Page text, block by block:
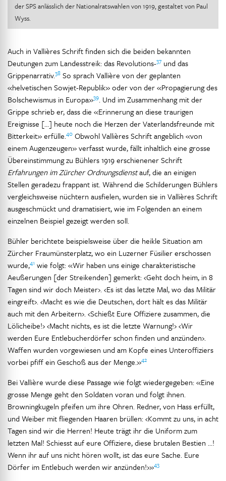
der SPS anlässlich der Nationalratswahlen von 1919, gestaltet von Paul
Wyss.
Auch in Vallières Schrift finden sich die beiden bekannten
Deutungen zum Landesstreik: das Revolutions-37 und das
Grippenarrativ.38 So sprach Vallière von der geplanten
«helvetischen Sowjet-Republik» oder von der «Propagierung des
Bolschewismus in Europa»39. Und im Zusammenhang mit der
Grippe schrieb er, dass die «Erinnerung an diese traurigen
Ereignisse […] heute noch die Herzen der Vaterlandsfreunde mit
Bitterkeit» erfülle.40 Obwohl Vallières Schrift angeblich «von
einem Augenzeugen» verfasst wurde, fällt inhaltlich eine grosse
Übereinstimmung zu Bühlers 1919 erschienener Schrift
Erfahrungen im Zürcher Ordnungsdienstauf, die an einigen
Stellen geradezu frappant ist. Während die Schilderungen Bühlers
vergleichsweise nüchtern ausfielen, wurden sie in Vallières Schrift
ausgeschmückt und dramatisiert, wie im Folgenden an einem
einzelnen Beispiel gezeigt werden soll.
Bühler berichtete beispielsweise über die heikle Situation am
Zürcher Fraumünsterplatz, wo ein Luzerner Füsilier erschossen
wurde,41 wie folgt: «Wir haben uns einige charakteristische
Aeußerungen [der Streikenden] gemerkt: ‹Geht doch heim, in 8
Tagen sind wir doch Meister›. ‹Es ist das letzte Mal, wo das Militär
eingreift›. ‹Macht es wie die Deutschen, dort hält es das Militär
auch mit den Arbeitern›. ‹Schießt Eure Offiziere zusammen, die
Lölicheibe!› ‹Macht nichts, es ist die letzte Warnung!› ‹Wir
werden Eure Entlebucherdörfer schon finden und anzünden›.
Waffen wurden vorgewiesen und am Kopfe eines Unteroffiziers
vorbei pfiff ein Geschoß aus der Menge.»42
Bei Vallière wurde diese Passage wie folgt wiedergegeben: «Eine
grosse Menge geht den Soldaten voran und folgt ihnen.
Browningkugeln pfeifen um ihre Ohren. Redner, von Hass erfüllt,
und Weiber mit fliegenden Haaren brüllen: ‹Kommt zu uns, in acht
Tagen sind wir die Herren! Heute trägt ihr die Uniform zum
letzten Mal! Schiesst auf eure Offiziere, diese brutalen Bestien …!
Wenn ihr auf uns nicht hören wollt, ist das eure Sache. Eure
Dörfer im Entlebuch werden wir anzünden!›»43